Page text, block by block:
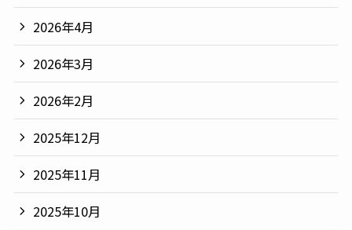
2026年4月
2026年3月
2026年2月
2025年12月
2025年11月
2025年10月